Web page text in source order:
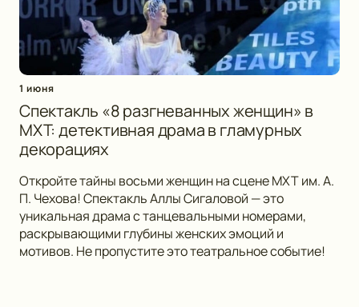
1 июня
Спектакль «8 разгневанных женщин» в
МХТ: детективная драма в гламурных
декорациях
Откройте тайны восьми женщин на сцене МХТ им. А.
П. Чехова! Спектакль Аллы Сигаловой — это
уникальная драма с танцевальными номерами,
раскрывающими глубины женских эмоций и
мотивов. Не пропустите это театральное событие!